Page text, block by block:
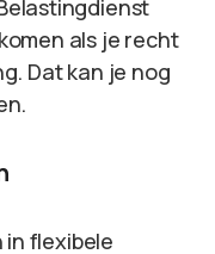
als je recht
Dat kan je nog
flexibele